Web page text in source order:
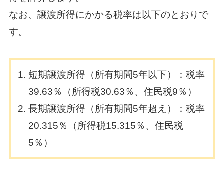
なお、譲渡所得にかかる税率は以下のとおりで
す。
短期譲渡所得（所有期間5年以下）：税率
39.63％（所得税30.63％、住民税9％）
長期譲渡所得（所有期間5年超え）：税率
20.315％（所得税15.315％、住民税
5％）